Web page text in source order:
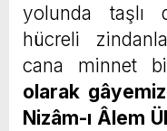
yolunda taşlı
hücreli
cana minnet
olarak
Nizâm-ı Âlem